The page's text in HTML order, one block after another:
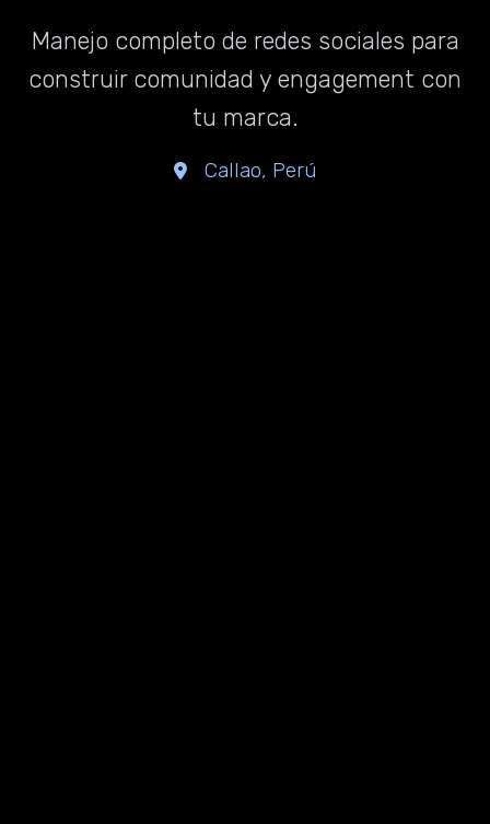
Manejo completo de redes sociales para
construir comunidad y engagement con
tu marca.
Callao, Perú